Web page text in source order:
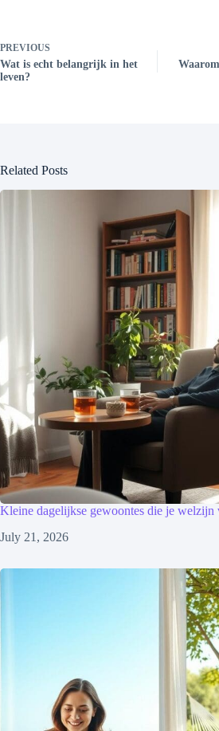
PREVIOUS
Wat is echt belangrijk in het
leven?
Related Posts
Kleine dagelijkse gewoontes die je welzijn
July 21, 2026